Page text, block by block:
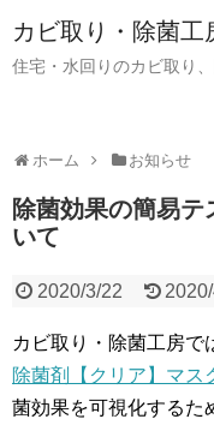
カビ取り・除菌工
住宅・水回りのカビ取り
ホーム お知らせ
除菌効果の簡易
いて
2020/3/22
カビ取り・除菌工房で
除菌剤【クリア】マス
菌効果を可視化するた